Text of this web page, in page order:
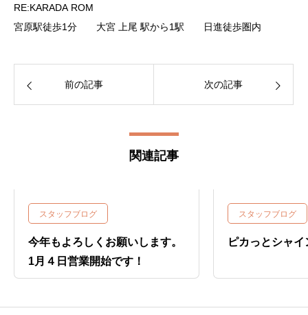
RE:KARADA ROM
宮原駅徒歩1分 大宮 上尾 駅から1駅 日進徒歩圏内
前の記事 次の記事
関連記事
スタッフブログ
今年もよろしくお願いします。
1月４日営業開始です！
スタッフブログ
ピカっとシャ